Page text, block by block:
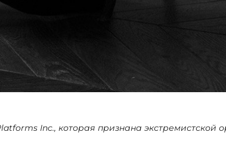
Inc., которая признана